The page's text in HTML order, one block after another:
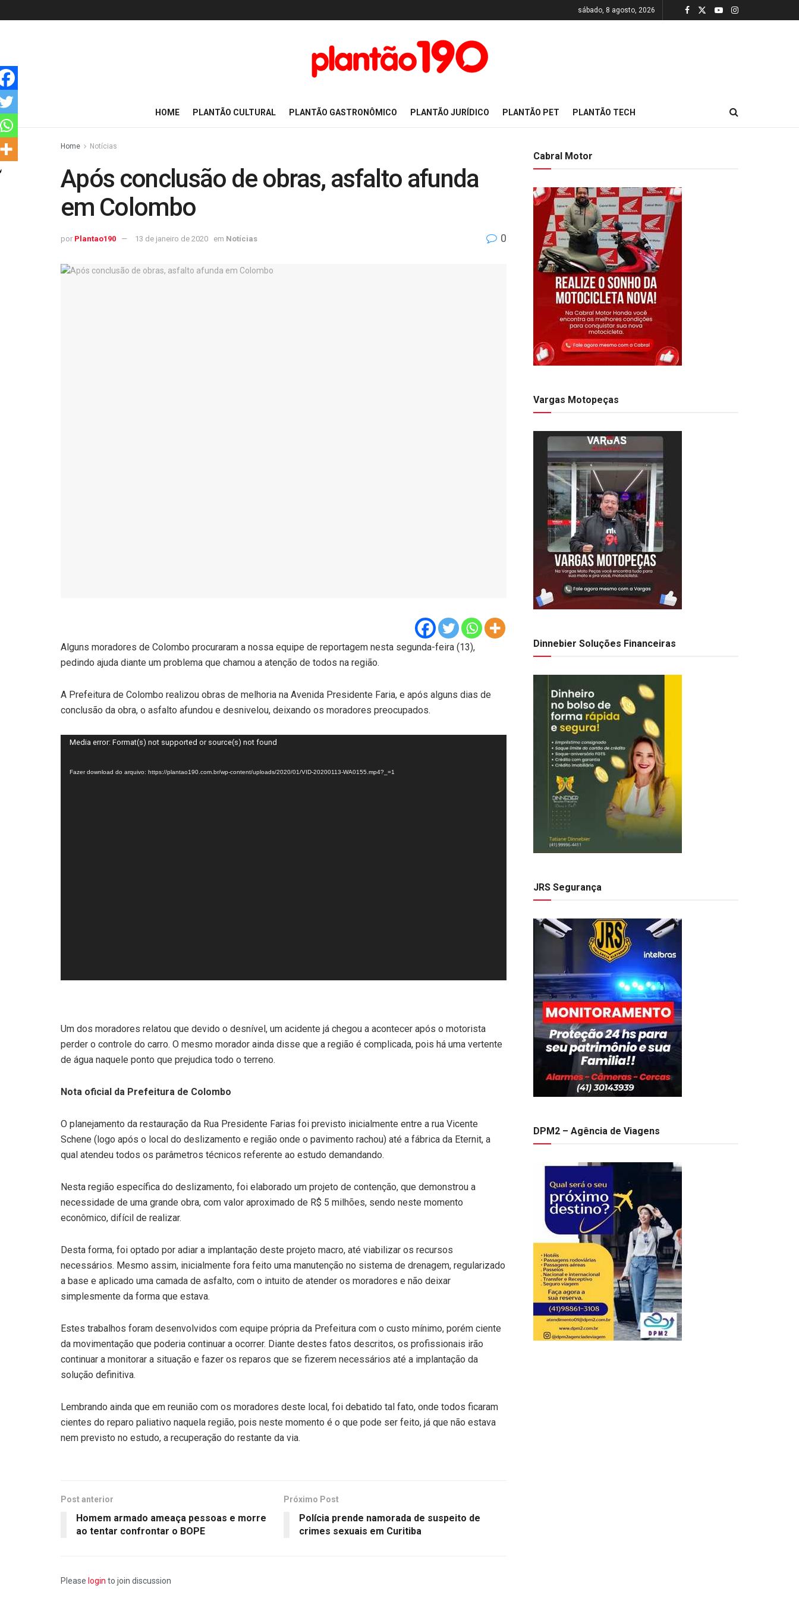
sábado, 8 agosto, 2026
HOME PLANTÃO CULTURAL PLANTÃO GASTRONÔMICO PLANTÃO JURÍDICO PLANTÃO PET PLANTÃO TECH
Home Notícias
Após conclusão de obras, asfalto afunda
em Colombo
por Plantao190 13 de janeiro de 2020 em Notícias 0
Alguns moradores de Colombo procuraram a nossa equipe de reportagem nesta segunda-feira (13),
pedindo ajuda diante um problema que chamou a atenção de todos na região.
A Prefeitura de Colombo realizou obras de melhoria na Avenida Presidente Faria, e após alguns dias de
conclusão da obra, o asfalto afundou e desnivelou, deixando os moradores preocupados.
Tocador
vídeo
Media error: Format(s) not supported or source(s) not found
Fazer download do arquivo: https://plantao190.com.br/wp-content/uploads/2020/01/VID-20200113-WA0155.mp4?_=1
Um dos moradores relatou que devido o desnível, um acidente já chegou a acontecer após o motorista
perder o controle do carro. O mesmo morador ainda disse que a região é complicada, pois há uma vertente
de água naquele ponto que prejudica todo o terreno.
Nota oficial da Prefeitura de Colombo
O planejamento da restauração da Rua Presidente Farias foi previsto inicialmente entre a rua Vicente
Schene (logo após o local do deslizamento e região onde o pavimento rachou) até a fábrica da Eternit, a
qual atendeu todos os parâmetros técnicos referente ao estudo demandando.
Nesta região específica do deslizamento, foi elaborado um projeto de contenção, que demonstrou a
necessidade de uma grande obra, com valor aproximado de R$ 5 milhões, sendo neste momento
econômico, difícil de realizar.
Desta forma, foi optado por adiar a implantação deste projeto macro, até viabilizar os recursos
necessários. Mesmo assim, inicialmente fora feito uma manutenção no sistema de drenagem, regularizado
a base e aplicado uma camada de asfalto, com o intuito de atender os moradores e não deixar
simplesmente da forma que estava.
Estes trabalhos foram desenvolvidos com equipe própria da Prefeitura com o custo mínimo, porém ciente
da movimentação que poderia continuar a ocorrer. Diante destes fatos descritos, os profissionais irão
continuar a monitorar a situação e fazer os reparos que se fizerem necessários até a implantação da
solução definitiva.
Lembrando ainda que em reunião com os moradores deste local, foi debatido tal fato, onde todos ficaram
cientes do reparo paliativo naquela região, pois neste momento é o que pode ser feito, já que não estava
nem previsto no estudo, a recuperação do restante da via.
Post anterior
Homem armado ameaça pessoas e morre
ao tentar confrontar o BOPE
Próximo Post
Polícia prende namorada de suspeito de
crimes sexuais em Curitiba
Please login to join discussion
Cabral Motor
Vargas Motopeças
Dinnebier Soluções Financeiras
JRS Segurança
DPM2 – Agência de Viagens